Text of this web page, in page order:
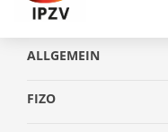
ALLGEMEIN
FIZO